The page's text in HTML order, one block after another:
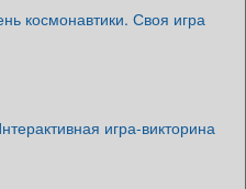
космонавтики. Своя игра
игра-викторина